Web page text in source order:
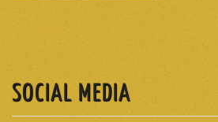
SOCIAL MEDIA